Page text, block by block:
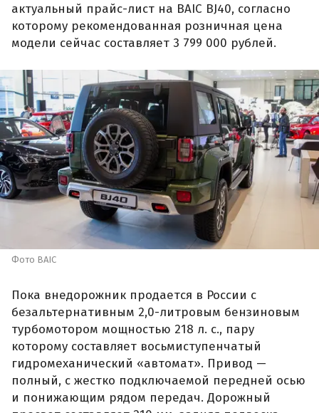
актуальный прайс-лист на BAIC BJ40, согласно
которому рекомендованная розничная цена
модели сейчас составляет 3 799 000 рублей.
Фото BAIC
Пока внедорожник продается в России с
безальтернативным 2,0-литровым бензиновым
турбомотором мощностью 218 л. с., пару
которому составляет восьмиступенчатый
гидромеханический «автомат». Привод —
полный, с жестко подключаемой передней осью
и понижающим рядом передач. Дорожный